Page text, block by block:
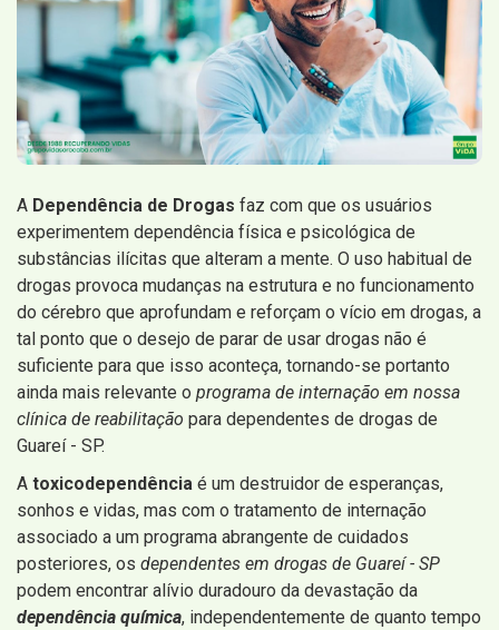
A Dependência de Drogas faz com que os usuários
experimentem dependência física e psicológica de
substâncias ilícitas que alteram a mente. O uso habitual de
drogas provoca mudanças na estrutura e no funcionamento
do cérebro que aprofundam e reforçam o vício em drogas, a
tal ponto que o desejo de parar de usar drogas não é
suficiente para que isso aconteça, tornando-se portanto
ainda mais relevante o programa de internação em nossa
clínica de reabilitação para dependentes de drogas de
Guareí - SP.
A toxicodependência é um destruidor de esperanças,
sonhos e vidas, mas com o tratamento de internação
associado a um programa abrangente de cuidados
posteriores, os dependentes em drogas de Guareí - SP
podem encontrar alívio duradouro da devastação da
dependência química, independentemente de quanto tempo